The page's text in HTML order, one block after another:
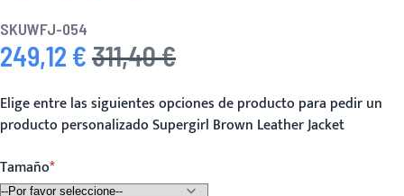
SKUWFJ-054
Precio especial
249,12 € Precio habitual
311,40 €
Elige entre las siguientes opciones de producto para pedir un
producto personalizado Supergirl Brown Leather Jacket
Tamaño